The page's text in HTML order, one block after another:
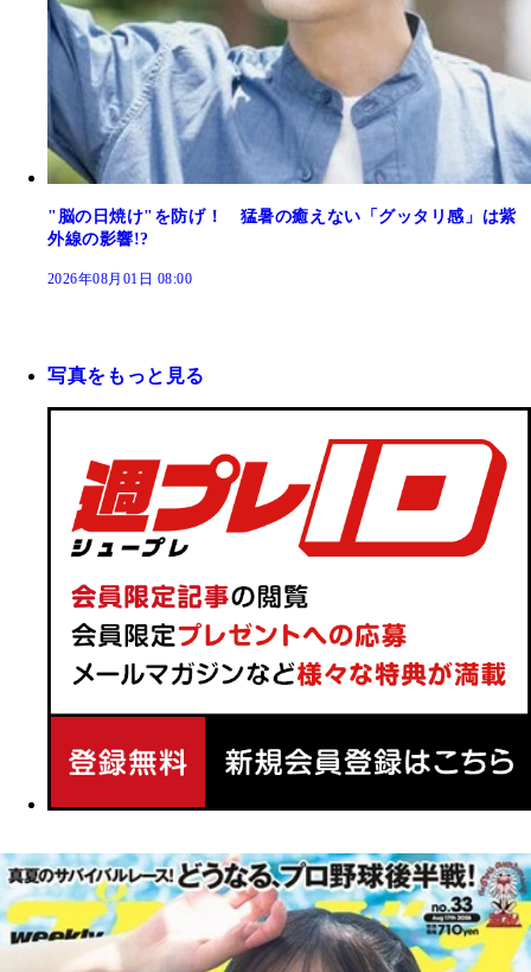
"脳の日焼け"を防げ！ 猛暑の癒えない「グッタリ感」は紫
外線の影響!?
2026年08月01日 08:00
写真をもっと見る